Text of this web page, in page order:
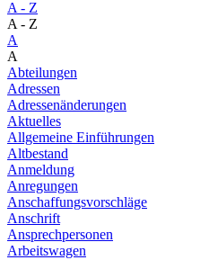
A - Z
A - Z
A
A
Abteilungen
Adressen
Adressenänderungen
Aktuelles
Allgemeine Einführungen
Altbestand
Anmeldung
Anregungen
Anschaffungsvorschläge
Anschrift
Ansprechpersonen
Arbeitswagen